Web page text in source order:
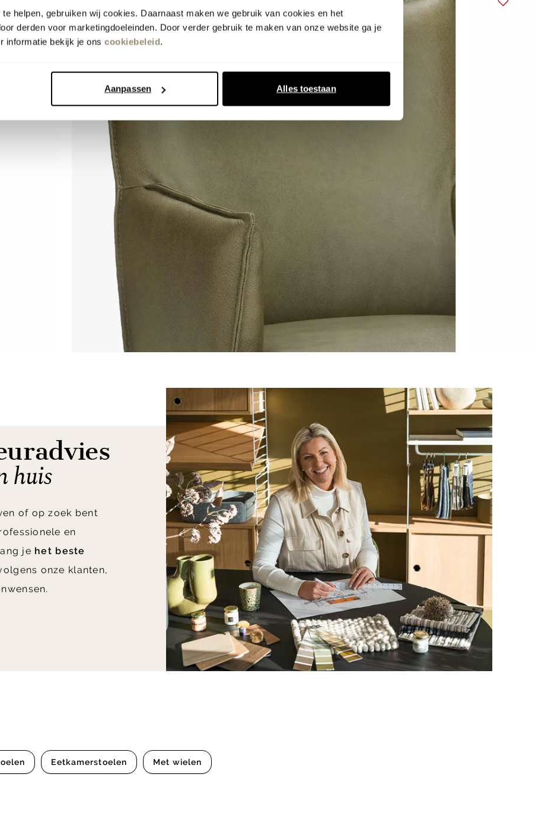
helpen, gebruiken wij cookies. Daarnaast maken we gebruik van cookies en het
derden voor marketingdoeleinden. Door verder gebruik te maken van onze website ga je
informatie bekijk je ons cookiebeleid.
Aanpassen Alles toestaan
huis
of op zoek bent
en
je het beste
onze klanten,
Eetkamerstoelen Met wielen